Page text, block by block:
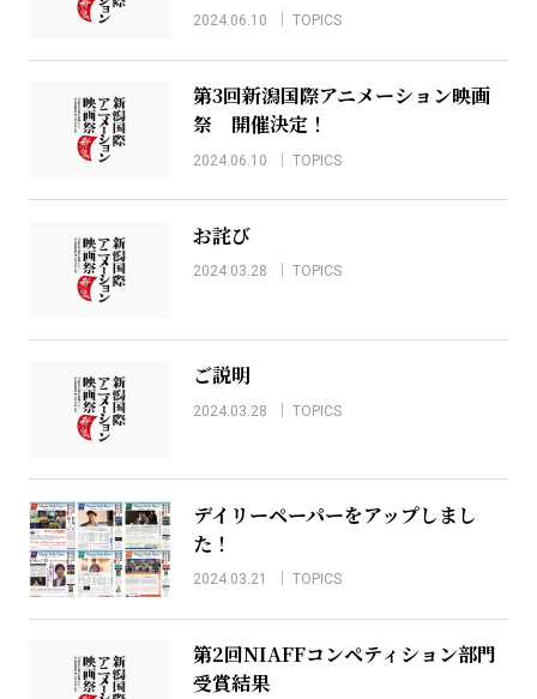
2024.06.10 TOPICS
第3回新潟国際アニメーション映画
祭 開催決定！
2024.06.10 TOPICS
お詫び
2024.03.28 TOPICS
ご説明
2024.03.28 TOPICS
デイリーペーパーをアップしまし
た！
2024.03.21 TOPICS
第2回NIAFFコンペティション部門
受賞結果